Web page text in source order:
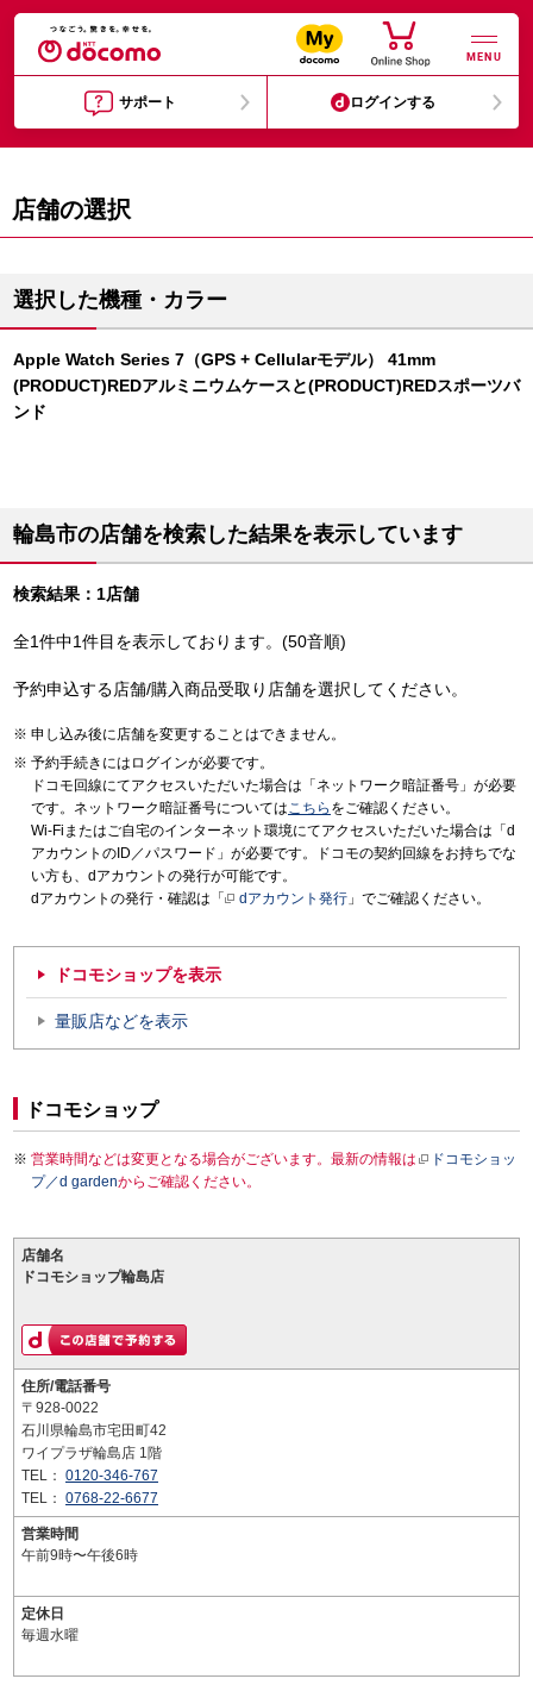
MENU
サポート ログインする
店舗の選択
選択した機種・カラー
Apple Watch Series 7（GPS + Cellularモデル） 41mm
(PRODUCT)REDアルミニウムケースと(PRODUCT)REDスポーツバ
ンド
輪島市の店舗を検索した結果を表示しています
検索結果：1店舗
全1件中1件目を表示しております。(50音順)
予約申込する店舗/購入商品受取り店舗を選択してください。
申し込み後に店舗を変更することはできません。
予約手続きにはログインが必要です。
ドコモ回線にてアクセスいただいた場合は「ネットワーク暗証番号」が必要
です。ネットワーク暗証番号についてはこちら をご確認ください。
Wi-Fiまたはご自宅のインターネット環境にてアクセスいただいた場合は「d
アカウントのID／パスワード」が必要です。ドコモの契約回線をお持ちでな
い方も、dアカウントの発行が可能です。
dアカウントの発行・確認は「
dアカウント発行 」でご確認ください。
ドコモショップを表示
量販店などを表示
ドコモショップ
営業時間などは変更となる場合がございます。最新の情報は
ドコモショッ
プ／d gardenからご確認ください。
店舗名
ドコモショップ輪島店
住所/電話番号
〒928-0022
石川県輪島市宅田町42
ワイプラザ輪島店 1階
TEL： 0120-346-767
TEL： 0768-22-6677
営業時間
午前9時〜午後6時
定休日
毎週水曜